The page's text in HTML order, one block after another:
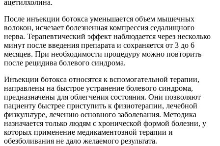
ацетилхолина.
После инъекции ботокса уменьшается объем мышечных
волокон, исчезает болезненная компрессия седалищного
нерва. Терапевтический эффект наблюдается через несколько
минут после введения препарата и сохраняется от 3 до 6
месяцев. При необходимости процедуру можно повторить
после рецидива болевого синдрома.
Инъекции ботокса относятся к вспомогательной терапии,
направлены на быстрое устранение болевого синдрома,
предназначены для облегчения состояния. Они позволяют
пациенту быстрее приступить к физиотерапии, лечебной
физкультуре, лечению основного заболевания. Методика
назначается только людям с хронической формой болезни, у
которых применение медикаментозной терапии и
обезболивания не дало желаемого результата.